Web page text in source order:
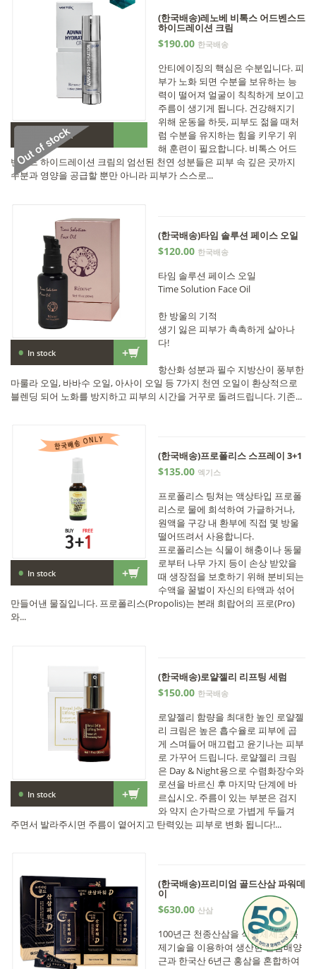
Out of stock
(한국배송)레노베 비톡스 어드벤스드
하이드레이션 크림
$190.00 한국배송
안티에이징의 핵심은 수분입니다. 피
부가 노화 되면 수분을 보유하는 능
력이 떨어져 얼굴이 칙칙하게 보이고
주름이 생기게 됩니다. 건강해지기
위해 운동을 하듯, 피부도 젊을 때처
럼 수분을 유지하는 힘을 키우기 위
해 훈련이 필요합니다. 비톡스 어드
벤스드 하이드레이션 크림의 엄선된 천연 성분들은 피부 속 깊은 곳까지
수분과 영양을 공급할 뿐만 아니라 피부가 스스로...
+
• In stock
(한국배송)타임 솔루션 페이스 오일
$120.00 한국배송
타임 솔루션 페이스 오일
Time Solution Face Oil
한 방울의 기적
생기 잃은 피부가 촉촉하게 살아나
다!
항산화 성분과 필수 지방산이 풍부한
마룰라 오일, 바바수 오일, 아사이 오일 등 7가지 천연 오일이 환상적으로
블렌딩 되어 노화를 방지하고 피부의 시간을 거꾸로 돌려드립니다. 기존...
+
• In stock
(한국배송)프로폴리스 스프레이 3+1
$135.00 엑기스
프로폴리스 팅쳐는 액상타입 프로폴
리스로 물에 희석하여 가글하거나,
원액을 구강 내 환부에 직접 몇 방울
떨어뜨려서 사용합니다.
프로폴리스는 식물이 해충이나 동물
로부터 나무 가지 등이 손상 받았을
때 생장점을 보호하기 위해 분비되는
수액을 꿀벌이 자신의 타액과 섞어
만들어낸 물질입니다. 프로폴리스(Propolis)는 본래 희랍어의 프로(Pro)
와...
+
• In stock
(한국배송)로얄젤리 리프팅 세럼
$150.00 한국배송
로얄젤리 함량을 최대한 높인 로얄젤
리 크림은 높은 흡수율로 피부에 곱
게 스며들어 매끄럽고 윤기나는 피부
로 가꾸어 드립니다. 로얄젤리 크림
은 Day & Night용으로 수렴화장수와
로션을 바르신 후 마지막 단계에 바
르십시오. 주름이 있는 부분은 검지
와 약지 손가락으로 가볍게 두들겨
주면서 발라주시면 주름이 옅어지고 탄력있는 피부로 변화 됩니다!...
(한국배송)프리미엄 골드산삼 파워데
이
$630.00 산삼
100년근 천종산삼을 식물체세포 복
제기술을 이용하여 생산한 산삼배양
근과 한국산 6년근 홍삼을 혼합하여